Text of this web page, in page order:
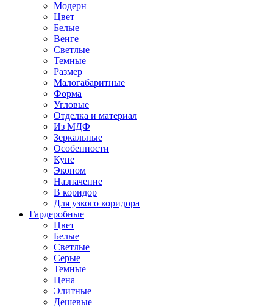
Модерн
Цвет
Белые
Венге
Светлые
Темные
Размер
Малогабаритные
Форма
Угловые
Отделка и материал
Из МДФ
Зеркальные
Особенности
Купе
Эконом
Назначение
В коридор
Для узкого коридора
Гардеробные
Цвет
Белые
Светлые
Серые
Темные
Цена
Элитные
Дешевые